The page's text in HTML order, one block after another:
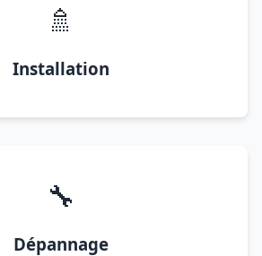
🚿
Installation
🔧
Dépannage